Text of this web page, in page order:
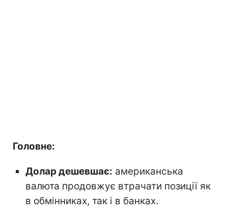
Головне:
Долар дешевшає: американська
валюта продовжує втрачати позиції як
в обмінниках, так і в банках.